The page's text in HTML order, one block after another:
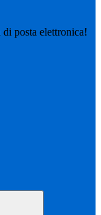
posta elettronica!